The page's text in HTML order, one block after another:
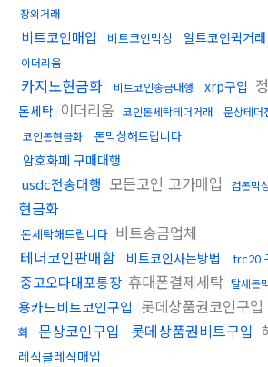
장외거래
비트코인매입 비트코인믹싱 알트코인퀵거래
이더리움
카지노현금화 비트코인송금대행 xrp구입
돈세탁 이더리움 코인돈세탁테더거래 문상테더
코인돈현금화 돈믹싱해드립니다
암호화폐 구매대행
usdc전송대행 모든코인 고가매입 검돈믹싱
현금화
돈세탁해드립니다 비트송금업체
테더코인판매함
비트코인사는방법 trc20
중고오다대포통장 휴대폰결제세탁 탈세돈
용카드비트코인구입 롯데상품권코인구입
화 문상코인구입 롯데상품권비트구입
레식클레식매입